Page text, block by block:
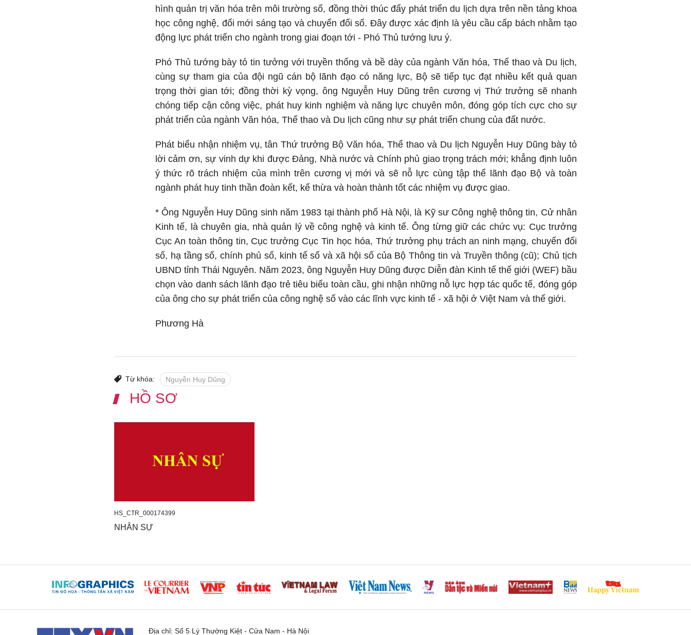
hình quản trị văn hóa trên môi trường số, đồng thời thúc đẩy phát triển du lịch dựa trên nền tảng khoa
học công nghệ, đổi mới sáng tạo và chuyển đổi số. Đây được xác định là yêu cầu cấp bách nhằm tạo
động lực phát triển cho ngành trong giai đoạn tới - Phó Thủ tướng lưu ý.
Phó Thủ tướng bày tỏ tin tưởng với truyền thống và bề dày của ngành Văn hóa, Thể thao và Du lịch,
cùng sự tham gia của đội ngũ cán bộ lãnh đạo có năng lực, Bộ sẽ tiếp tục đạt nhiều kết quả quan
trọng thời gian tới; đồng thời kỳ vọng, ông Nguyễn Huy Dũng trên cương vị Thứ trưởng sẽ nhanh
chóng tiếp cận công việc, phát huy kinh nghiệm và năng lực chuyên môn, đóng góp tích cực cho sự
phát triển của ngành Văn hóa, Thể thao và Du lịch cũng như sự phát triển chung của đất nước.
Phát biểu nhận nhiệm vụ, tân Thứ trưởng Bộ Văn hóa, Thể thao và Du lịch Nguyễn Huy Dũng bày tỏ
lời cảm ơn, sự vinh dự khi được Đảng, Nhà nước và Chính phủ giao trọng trách mới; khẳng định luôn
ý thức rõ trách nhiệm của mình trên cương vị mới và sẽ nỗ lực cùng tập thể lãnh đạo Bộ và toàn
ngành phát huy tinh thần đoàn kết, kế thừa và hoàn thành tốt các nhiệm vụ được giao.
* Ông Nguyễn Huy Dũng sinh năm 1983 tại thành phố Hà Nội, là Kỹ sư Công nghệ thông tin, Cử nhân
Kinh tế, là chuyên gia, nhà quản lý về công nghệ và kinh tế. Ông từng giữ các chức vụ: Cục trưởng
Cục An toàn thông tin, Cục trưởng Cục Tin học hóa, Thứ trưởng phụ trách an ninh mạng, chuyển đổi
số, hạ tầng số, chính phủ số, kinh tế số và xã hội số của Bộ Thông tin và Truyền thông (cũ); Chủ tịch
UBND tỉnh Thái Nguyên. Năm 2023, ông Nguyễn Huy Dũng được Diễn đàn Kinh tế thế giới (WEF) bầu
chọn vào danh sách lãnh đạo trẻ tiêu biểu toàn cầu, ghi nhận những nỗ lực hợp tác quốc tế, đóng góp
của ông cho sự phát triển của công nghệ số vào các lĩnh vực kinh tế - xã hội ở Việt Nam và thế giới.
Phương Hà
Từ khóa: Nguyễn Huy Dũng
HỒ SƠ
HS_CTR_000174399
NHÂN SỰ
Địa chỉ: Số 5 Lý Thường Kiệt - Cửa Nam - Hà Nội